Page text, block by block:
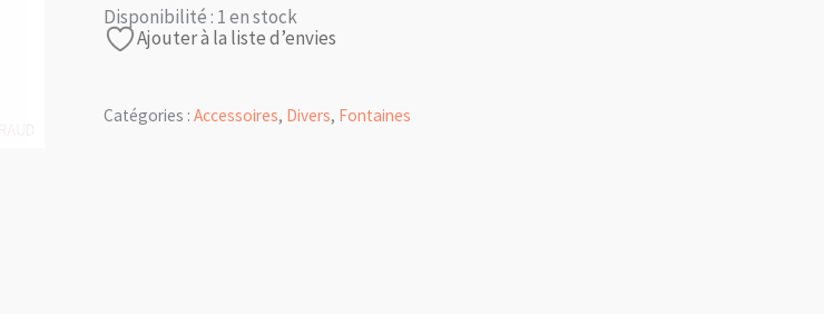
Disponibilité : 1 en stock
Ajouter à la liste d’envies
Catégories :Accessoires, Divers, Fontaines